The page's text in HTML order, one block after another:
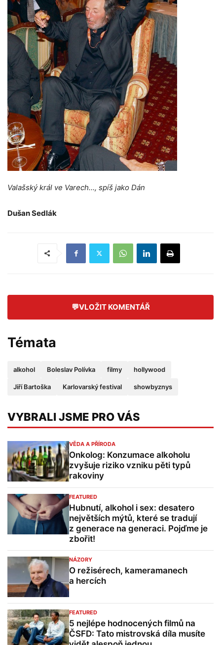
Valašský král ve Varech…, spíš jako Dán
Dušan Sedlák
💬VLOŽIT KOMENTÁŘ
Témata
alkohol Boleslav Polívka filmy hollywood
Jiří Bartoška Karlovarský festival showbyznys
VYBRALI JSME PRO VÁS
VĚDA A PŘÍRODA
Onkolog: Konzumace alkoholu
zvyšuje riziko vzniku pěti typů
rakoviny
FEATURED
Hubnutí, alkohol i sex: desatero
největších mýtů, které se tradují
z generace na generaci. Pojďme je
zbořit!
NÁZORY
O režisérech, kameramanech
a hercích
FEATURED
5 nejlépe hodnocených filmů na
ČSFD: Tato mistrovská díla musíte